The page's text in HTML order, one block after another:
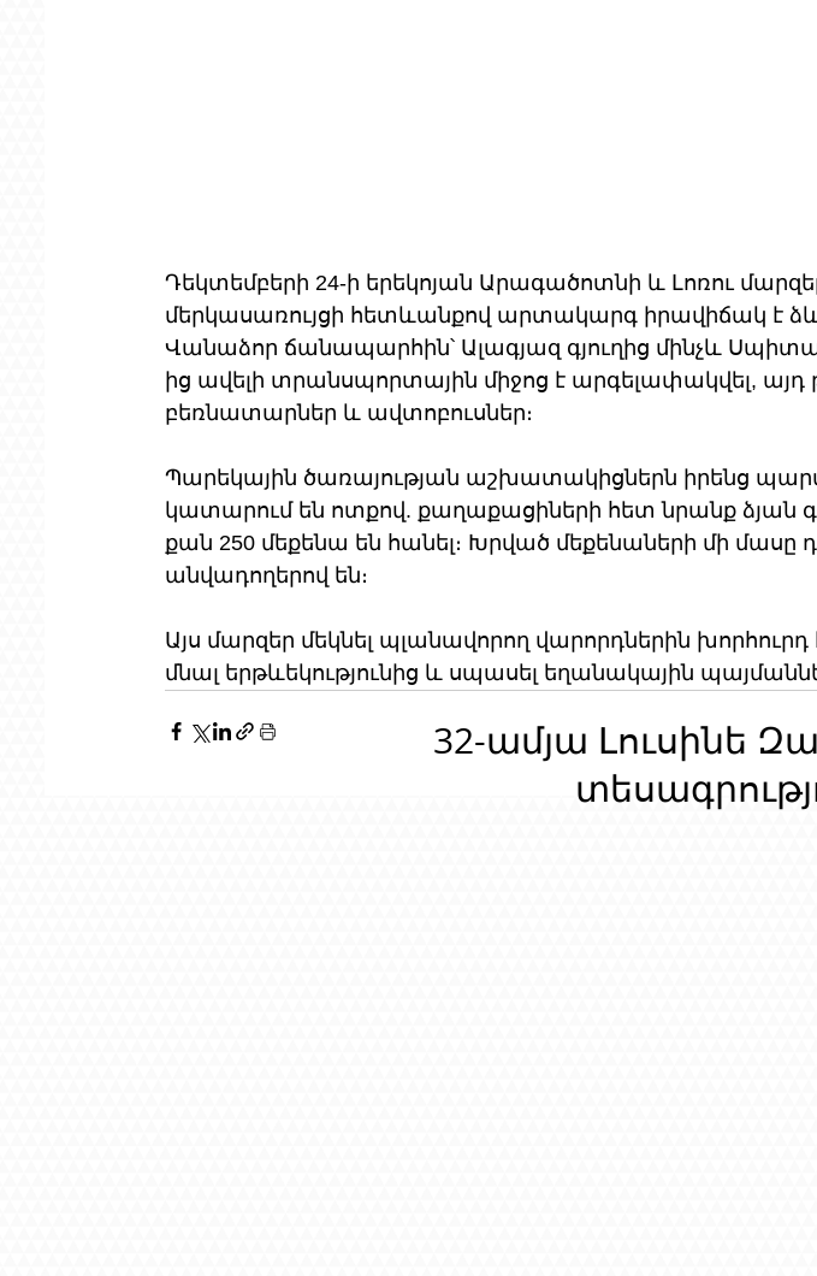
Դեկտեմբերի 24-ի երեկոյան Արագածոտնի և Լոռու
մերկասառույցի հետևանքով արտակարգ իրավիճակ է
Վանաձոր ճանապարհին՝ Ալագյազ գյուղից մինչև
ից ավելի տրանսպորտային միջոց է արգելափակվել, այդ
բեռնատարներ և ավտոբուսներ։
Պարեկային ծառայության աշխատակիցներն իրենց
կատարում են ոտքով. քաղաքացիների հետ նրանք ձյան
քան 250 մեքենա են հանել։ Խրված մեքենաների մի մասը
անվադողերով են։
Այս մարզեր մեկնել պլանավորող վարորդներին
մնալ երթևեկությունից և սպասել եղանակային
32-ամյա Լուսինե